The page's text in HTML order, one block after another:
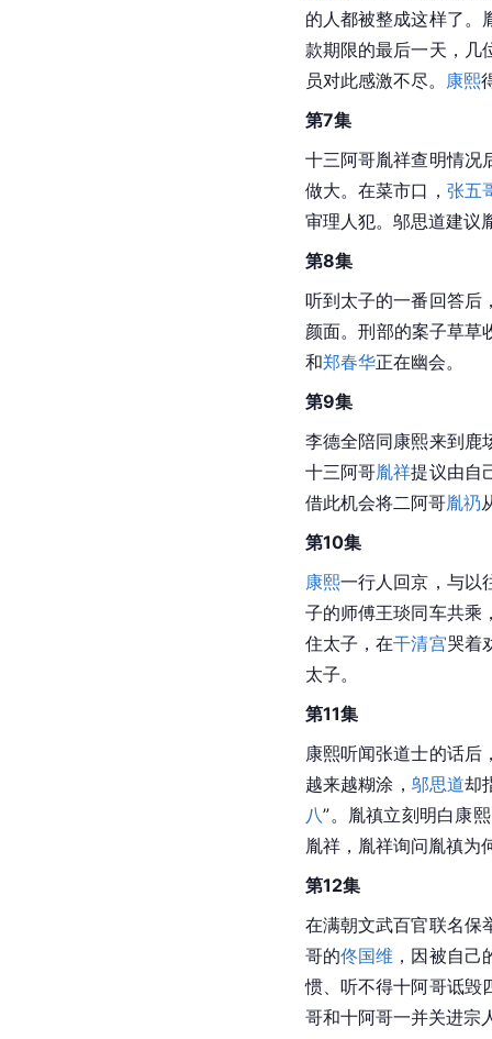
的人都被整成这样了。
款期限的最后一天，几
员对此感激不尽。 康熙
第7集
十三阿哥胤祥查明情况
做大。在菜市口， 张五
审理人犯。邬思道建议
第8集
听到太子的一番回答后
颜面。刑部的案子草草
和郑春华正在幽会。
第9集
李德全陪同康熙来到鹿
十三阿哥胤祥提议由自
借此机会将二阿哥胤礽
第10集
康熙一行人回京，与以
子的师傅王琰同车共乘
住太子，在干清宫哭着
太子。
第11集
康熙听闻张道士的话后
越来越糊涂， 邬思道却
八”。胤禛立刻明白康
胤祥，胤祥询问胤禛为
第12集
在满朝文武百官联名保
哥的佟国维 ，因被自己
惯、听不得十阿哥诋毁
哥和十阿哥一并关进宗